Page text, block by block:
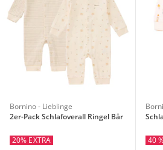
Bornino - Lieblinge
2er-Pack Schlafoverall Ringel Bär
20% EXTRA 40